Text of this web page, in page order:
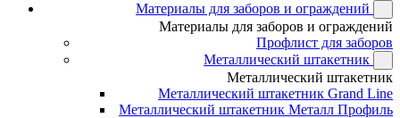
Материалы для заборов и ограждений
Материалы для заборов и ограждений
Профлист для заборов
Металлический штакетник
Металлический штакетник
Металлический штакетник Grand Line
Металлический штакетник Металл Профиль